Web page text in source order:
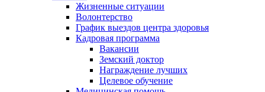
Жизненные ситуации
Волонтерство
График выездов центра здоровья
Кадровая программа
Вакансии
Земский доктор
Награждение лучших
Целевое обучение